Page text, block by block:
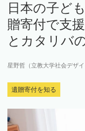
日本の子ど
贈寄付で支
とカタリバ
星野哲（立教大学社会デザ
遺贈寄付を知る